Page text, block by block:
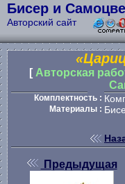
Бисер и
Авторский сайт
[ Авторская
Комплектность :
Материалы :
Предыдущая